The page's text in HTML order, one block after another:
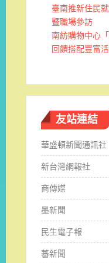
臺南推新住民
暨職場參訪
南紡購物中心
回饋搭配豐富
友站連結
華盛頓新聞通訊社
新台灣網報社
商傳媒
墨新聞
民生電子報
蕃新聞